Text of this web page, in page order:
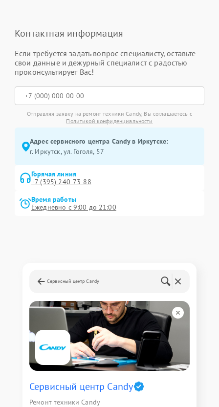
Контактная информация
Если требуется задать вопрос специалисту, оставьте
свои данные и дежурный специалист с радостью
проконсультирует Вас!
Отправляя заявку на ремонт техники Candy, Вы соглашаетесь с
Политикой конфиденциальности
Адрес сервисного центра Candy в Иркутске:
г. Иркутск, ул. ​Гоголя, 57
Горячая линия
+7 (395) 240-73-88
Время работы
Ежедневно с 9:00 до 21:00
Сервисный центр Candy
Сервисный центр Candy
Ремонт техники Candy